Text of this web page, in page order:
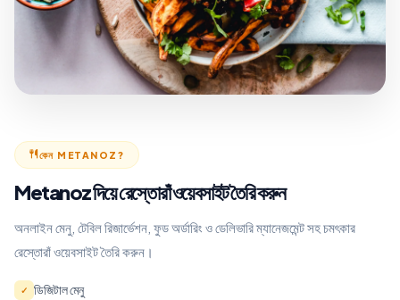
কেন METANOZ?
Metanoz দিয়ে রেস্তোরাঁ ওয়েবসাইট তৈরি করুন
অনলাইন মেনু, টেবিল রিজার্ভেশন, ফুড অর্ডারিং ও ডেলিভারি ম্যানেজমেন্ট সহ চমৎকার
রেস্তোরাঁ ওয়েবসাইট তৈরি করুন।
✓ ডিজিটাল মেনু